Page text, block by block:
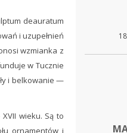
deauratum
i uzupełnień
wzmianka z
w Tucznie
i belkowanie —
wieku. Są to
ornamentów i